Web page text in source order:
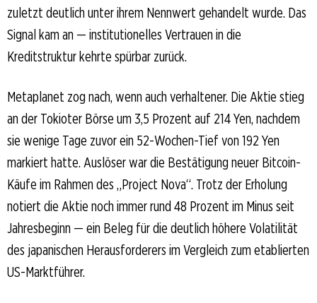
zuletzt deutlich unter ihrem Nennwert gehandelt wurde. Das
Signal kam an — institutionelles Vertrauen in die
Kreditstruktur kehrte spürbar zurück.
Metaplanet zog nach, wenn auch verhaltener. Die Aktie stieg
an der Tokioter Börse um 3,5 Prozent auf 214 Yen, nachdem
sie wenige Tage zuvor ein 52-Wochen-Tief von 192 Yen
markiert hatte. Auslöser war die Bestätigung neuer Bitcoin-
Käufe im Rahmen des „Project Nova“. Trotz der Erholung
notiert die Aktie noch immer rund 48 Prozent im Minus seit
Jahresbeginn — ein Beleg für die deutlich höhere Volatilität
des japanischen Herausforderers im Vergleich zum etablierten
US-Marktführer.